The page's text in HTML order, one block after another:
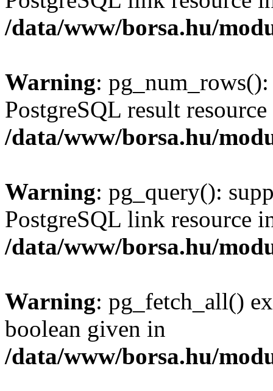
/data/www/borsa.hu/
Warning:
PostgreSQL result
/data/www/borsa.hu/
Warning: pg_query():
PostgreSQL link resource
/data/www/borsa.hu/
Warning: pg_fetch_all()
boolean given in
/data/www/borsa.hu/